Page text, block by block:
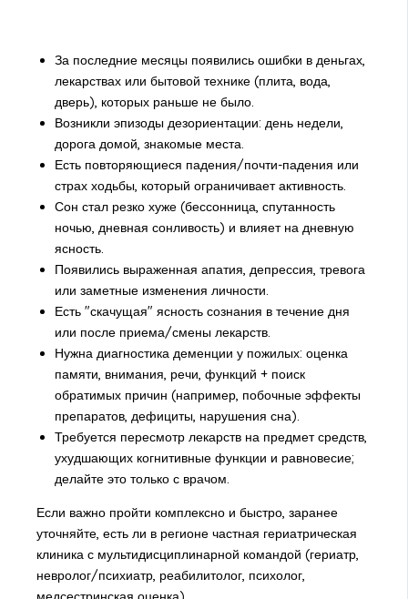
За последние месяцы появились ошибки в деньгах,
лекарствах или бытовой технике (плита, вода,
дверь), которых раньше не было.
Возникли эпизоды дезориентации: день недели,
дорога домой, знакомые места.
Есть повторяющиеся падения/почти-падения или
страх ходьбы, который ограничивает активность.
Сон стал резко хуже (бессонница, спутанность
ночью, дневная сонливость) и влияет на дневную
ясность.
Появились выраженная апатия, депрессия, тревога
или заметные изменения личности.
Есть "скачущая" ясность сознания в течение дня
или после приема/смены лекарств.
Нужна диагностика деменции у пожилых: оценка
памяти, внимания, речи, функций + поиск
обратимых причин (например, побочные эффекты
препаратов, дефициты, нарушения сна).
Требуется пересмотр лекарств на предмет средств,
ухудшающих когнитивные функции и равновесие;
делайте это только с врачом.
Если важно пройти комплексно и быстро, заранее
уточняйте, есть ли в регионе частная гериатрическая
клиника с мультидисциплинарной командой (гериатр,
невролог/психиатр, реабилитолог, психолог,